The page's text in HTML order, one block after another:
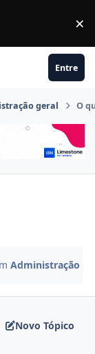
×
Entre
geral O
Administração
Novo Tópico